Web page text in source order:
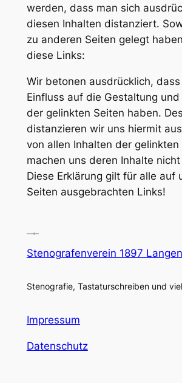
werden, dass man sich
diesen Inhalten distanziert.
zu anderen Seiten gelegt
diese Links:
Wir betonen ausdrücklich,
Einfluss auf die Gestaltung
der gelinkten Seiten haben.
distanzieren wir uns hiermit
von allen Inhalten der gelinkten
machen uns deren Inhalte nicht
Diese Erklärung gilt für alle auf
Seiten ausgebrachten Links!
Stenografenverein 1897
Stenografie, Tastaturschreiben und
Impressum
Datenschutz